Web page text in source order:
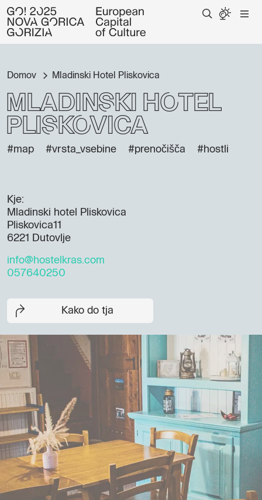
Domov Mladinski Hotel Pliskovica
Mladinski Hotel
Pliskovica
#map #vrsta_vsebine #prenočišča #hostli
Kje:
Mladinski hotel Pliskovica
Pliskovica11
6221 Dutovlje
info@hostelkras.com
057640250
Kako do tja